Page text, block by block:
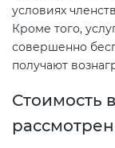
условиях
Кроме того,
совершенно
получают
Стоимость